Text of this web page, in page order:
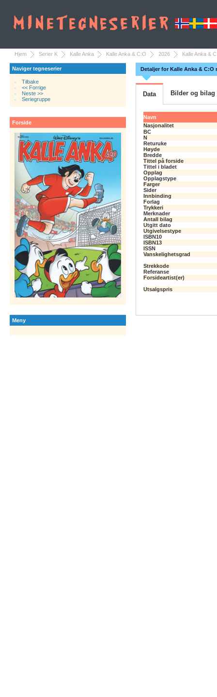
Hjem Serier K Kalle Anka Kalle Anka & C:O 2026 Kalle Anka &
Naviger tegneserier
Tilbake
<< Forrige
Neste >>
Seriegruppe
Forside
Meny
Detaljer for Kalle Anka & C:O
Data Bilder og bilag
Navn
Nasjonalitet
BC
N
Returuke
Høyde
Bredde
Tittel på forside
Tittel i bladet
Opplag
Opplagstype
Farger
Sider
Innbinding
Forlag
Trykkeri
Merknader
Antall bilag
Utgitt dato
Utgivelsestype
ISBN10
ISBN13
ISSN
Vanskelighetsgrad
Strekkode
Referanse
Forsideartist(er)
Utsalgspris